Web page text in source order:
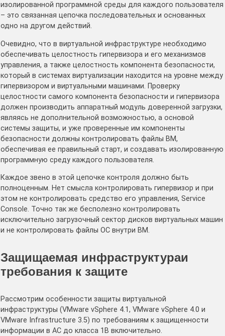
изолированной программной среды для каждого пользователя
– это связанная цепочка последовательных и основанных
одно на другом действий.
Очевидно, что в виртуальной инфраструктуре необходимо
обеспечивать целостность гипервизора и его механизмов
управления, а также целостность компонента безопасности,
который в системах виртуализации находится на уровне между
гипервизором и виртуальными машинами. Проверку
целостности самого компонента безопасности и гипервизора
должен производить аппаратный модуль доверенной загрузки,
являясь не дополнительной возможностью, а основой
системы защиты, и уже проверенные им компоненты
безопасности должны контролировать файлы ВМ,
обеспечивая ее правильный старт, и создавать изолированную
программную среду каждого пользователя.
Каждое звено в этой цепочке контроля должно быть
полноценным. Нет смысла контролировать гипервизор и при
этом не контролировать средство его управления, Service
Console. Точно так же бесполезно контролировать
исключительно загрузочный сектор дисков виртуальных машин
и не контролировать файлы ОС внутри ВМ.
Защищаемая инфраструктураи
требования к защите
Рассмотрим особенности защиты виртуальной
инфраструктуры (VMware vSphere 4.1, VMware vSphere 4.0 и
VMware Infrastructure 3.5) по требованиям к защищенности
информации в АС до класса 1В включительно.